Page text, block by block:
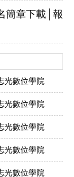
簡章下載│報
光數位學院
光數位學院
光數位學院
光數位學院
光數位學院